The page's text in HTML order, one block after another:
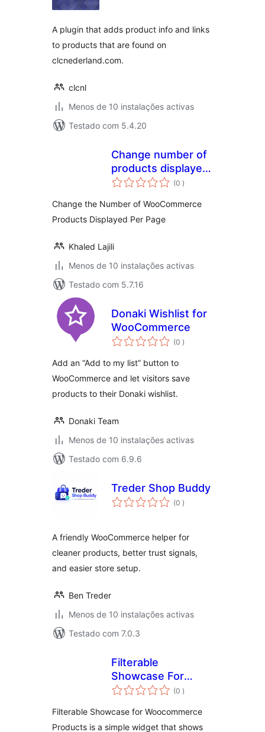
A plugin that adds product info and links
to products that are found on
clcnederland.com.
clcnl
Menos de 10 instalações activas
Testado com 5.4.20
Change number of
products displayed
per page for(0 classificações
)
Change the Number of WooCommerce
Products Displayed Per Page
Khaled Lajili
Menos de 10 instalações activas
Testado com 5.7.16
Donaki Wishlist for
WooCommerce
(0 classificações
)
Add an “Add to my list” button to
WooCommerce and let visitors save
products to their Donaki wishlist.
Donaki Team
Menos de 10 instalações activas
Testado com 6.9.6
Treder Shop Buddy
(0 classificações
)
A friendly WooCommerce helper for
cleaner products, better trust signals,
and easier store setup.
Ben Treder
Menos de 10 instalações activas
Testado com 7.0.3
Filterable
Showcase For
Woocommerce
(0 classificações
)
Filterable Showcase for Woocommerce
Products is a simple widget that shows